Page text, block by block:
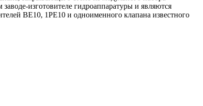
изготовителе гидроаппаратуры и являются
ВЕ10, 1РЕ10 и одноименного клапана известного